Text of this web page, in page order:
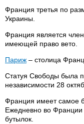
Франция третья по
Украины.
Франция является
имеющей право вето.
Париж – столица
Статуя Свободы была
независимости 28
Франция имеет самое
Ежедневно во Франции
бутылок.